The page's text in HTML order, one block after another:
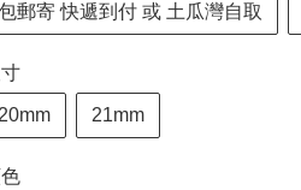
郵寄 快遞到付 或 土瓜灣自取
20mm 21mm